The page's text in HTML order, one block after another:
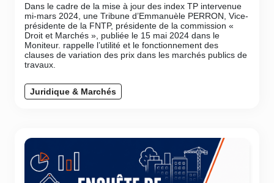
Dans le cadre de la mise à jour des index TP intervenue
mi-mars 2024, une Tribune d’Emmanuèle PERRON, Vice-
présidente de la FNTP, présidente de la commission «
Droit et Marchés », publiée le 15 mai 2024 dans le
Moniteur. rappelle l’utilité et le fonctionnement des
clauses de variation des prix dans les marchés publics de
travaux.
Juridique & Marchés